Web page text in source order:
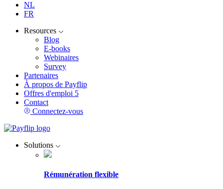
NL
FR
Resources
Blog
E-books
Webinaires
Survey
Partenaires
À propos de Payflip
Offres d'emploi 5
Contact
Connectez-vous
Solutions
Rémunération flexible